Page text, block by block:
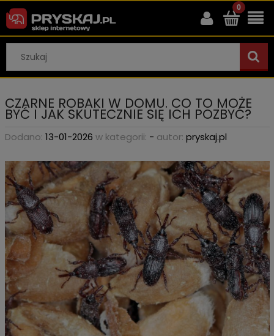
CZARNE ROBAKI W DOMU. CO TO MOŻE
BYĆ I JAK SKUTECZNIE SIĘ ICH POZBYĆ?
Dodano: 13-01-2026 w kategorii: - autor: pryskaj.pl